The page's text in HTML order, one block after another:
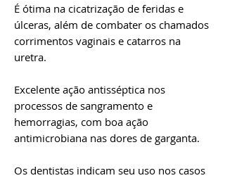
É ótima na cicatrização de feridas e
úlceras, além de combater os chamados
corrimentos vaginais e catarros na
uretra.
Excelente ação antisséptica nos
processos de sangramento e
hemorragias, com boa ação
antimicrobiana nas dores de garganta.
Os dentistas indicam seu uso nos casos